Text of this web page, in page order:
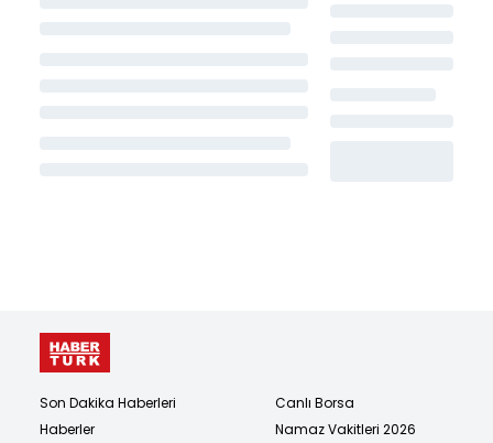
Son Dakika Haberleri
Haberler
Canlı Borsa
Namaz Vakitleri 2026